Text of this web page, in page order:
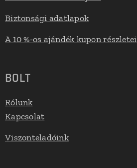
Biztonsági adatlapok
A 10 %-os ajándék kupon részletei
BOLT
Rólunk
Kapcsolat
Viszonteladóink